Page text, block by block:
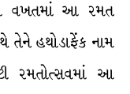
વખતમાં આ રમત
તેને હથોડાફેંક નામ
રમતોત્સવમાં આ